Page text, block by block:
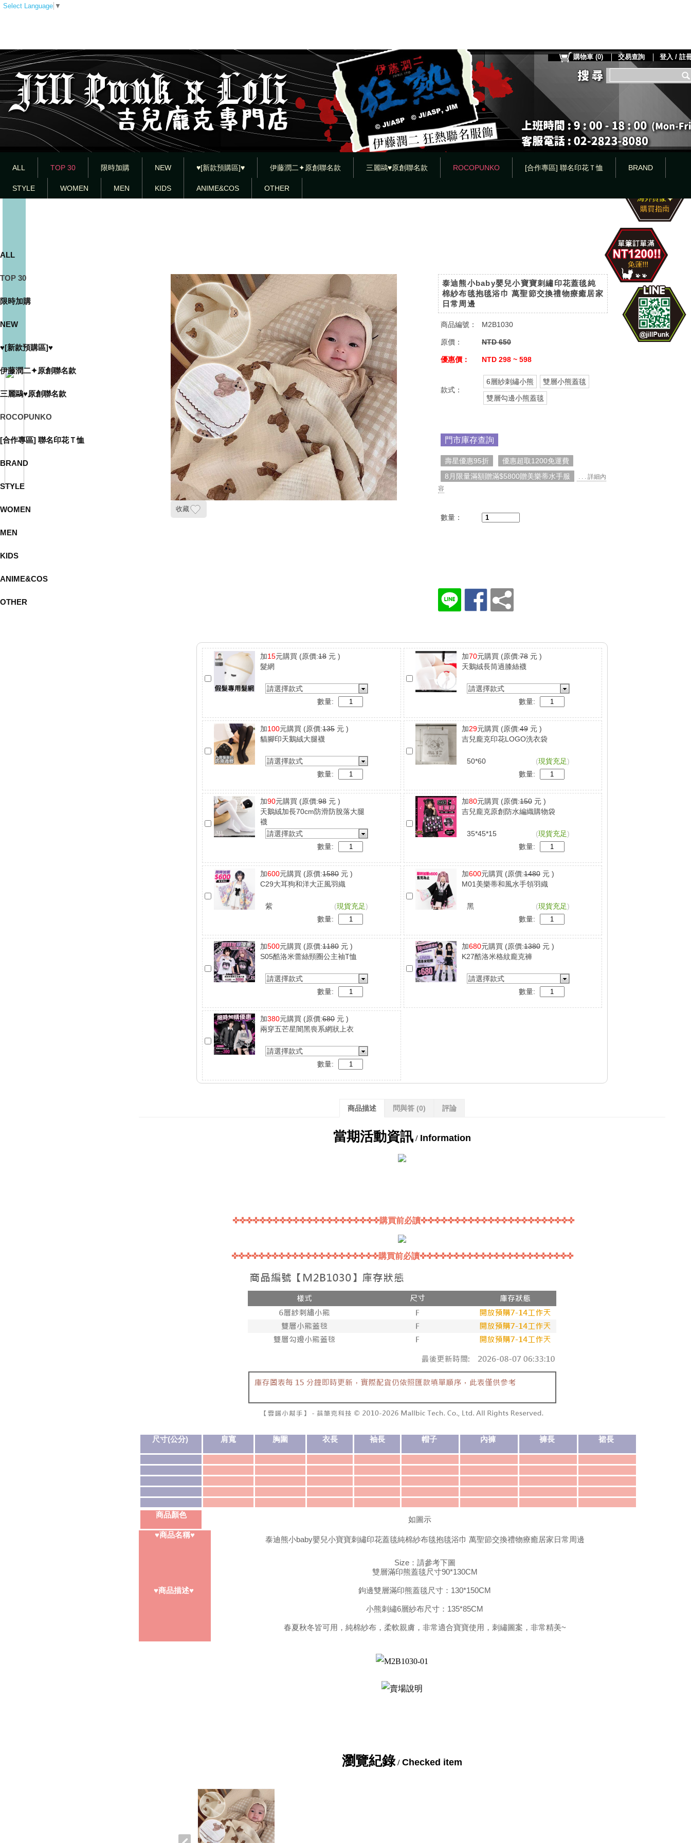
Select Language ▼
ALL TOP 30 限時加購 NEW ♥[新款預購區]♥ 伊藤潤二✦原創聯名款 三麗鷗♥原創聯名款 ROCOPUNKO [合作專區] 聯名印花Ｔ恤 BRAND
STYLE WOMEN MEN KIDS ANIME&COS OTHER
購物車 (0) 交易查詢 登入 / 註
ALL
TOP 30
限時加購
NEW
♥[新款預購區]♥
伊藤潤二✦原創聯名款
三麗鷗♥原創聯名款
ROCOPUNKO
[合作專區] 聯名印花Ｔ恤
BRAND
STYLE
WOMEN
MEN
KIDS
ANIME&COS
OTHER
收藏
泰迪熊小baby嬰兒小寶寶刺繡印花蓋毯純
棉紗布毯抱毯浴巾 萬聖節交換禮物療癒居家
日常周邊
商品編號： M2B1030
原價： NTD 650
優惠價： NTD 298 ~ 598
款式：
6層紗刺繡小熊
雙層小熊蓋毯
雙層勾邊小熊蓋毯
門市庫存查詢
壽星優惠95折
優惠超取1200免運費
8月限量滿額贈滿$5800贈美樂蒂水手服
. . . 詳細內
容
數量：
加15元購買 (原價:18 元 )
髮網
請選擇款式
數量:
加70元購買 (原價:78元 )
天鵝絨長筒過膝絲襪
請選擇款式
數量:
加100元購買 (原價:135 元 )
貓腳印天鵝絨大腿襪
請選擇款式
數量:
加29元購買 (原價:49元 )
吉兒龐克印花LOGO洗衣袋
50*60 (現貨充足)
數量:
加90元購買 (原價:98 元 )
天鵝絨加長70cm防滑防脫落大腿
襪
請選擇款式
數量:
加80元購買 (原價:150元 )
吉兒龐克原創防水編織購物袋
35*45*15 (現貨充足)
數量:
加600元購買 (原價:1580 元 )
C29大耳狗和洋大正風羽織
紫 (現貨充足)
數量:
加600元購買 (原價:1480元 )
M01美樂蒂和風水手領羽織
黑 (現貨充足)
數量:
加500元購買 (原價:1180 元 )
S05酷洛米蕾絲頸圈公主袖T恤
請選擇款式
數量:
加680元購買 (原價:1380元 )
K27酷洛米格紋龐克褲
請選擇款式
數量:
加380元購買 (原價:680 元 )
兩穿五芒星闇黑喪系網狀上衣
請選擇款式
數量:
商品描述 問與答 (0) 評論